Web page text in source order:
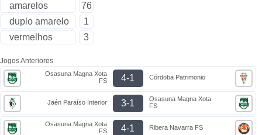
amarelos
76
duplo amarelo
1
vermelhos
3
Jogos Anteriores
Osasuna Magna Xota
FS
4-1 Córdoba Patrimonio
Jaén Paraíso Interior 3-1
Osasuna Magna Xota
FS
Osasuna Magna Xota
FS
4-1 Ribera Navarra FS